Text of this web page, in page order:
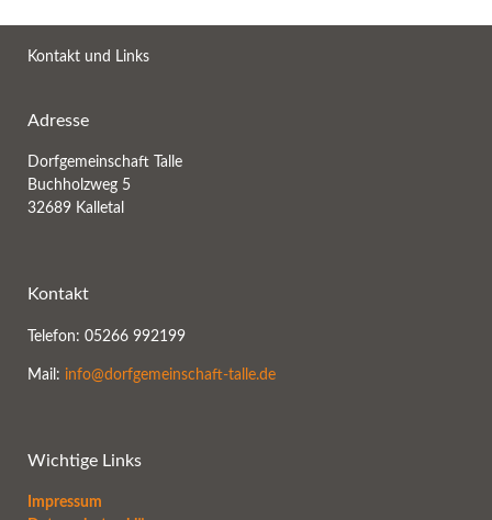
Kontakt und Links
Adresse
Dorfgemeinschaft Talle
Buchholzweg 5
32689 Kalletal
Kontakt
Telefon: 05266 992199
Mail: info@dorfgemeinschaft-talle.de
Wichtige Links
Impressum